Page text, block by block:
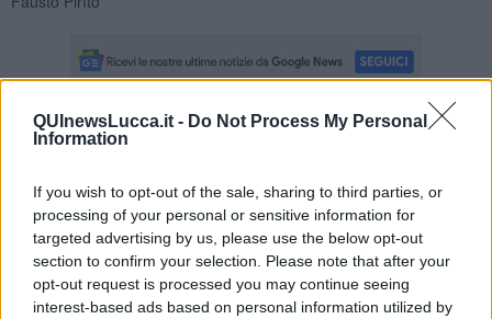
QUInewsLucca.it - Do Not Process My Personal
Information
If you wish to opt-out of the sale, sharing to third parties, or
processing of your personal or sensitive information for
targeted advertising by us, please use the below opt-out
section to confirm your selection. Please note that after your
opt-out request is processed you may continue seeing
interest-based ads based on personal information utilized by
Se vuoi leggere le notizie principali della Toscana iscriviti alla
alle 20:00 direttamente nella tua casella di posta.
Basta cliccare QUI
Fotogallery